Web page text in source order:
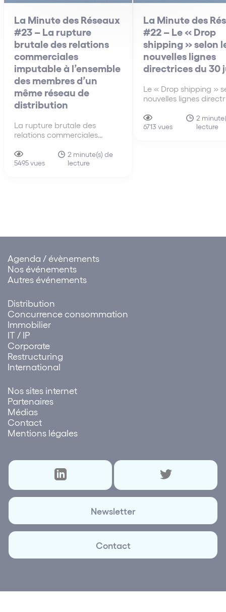
La Minute des Réseaux
#23 – La rupture
brutale des relations
commerciales
imputable à l’ensemble
des membres d’un
même réseau de
distribution
La rupture brutale des
relations commerciales
membres d’un même réseau
de distribution La faute tirée
5495 vues
2 minute(s) de
lecture
La Minute des
#22 – Le « Drop
shipping » selon
nouvelles lignes
directrices du 30
Le « Drop shipping »
nouvelles lignes
anciennes lignes
de 2010, les nouvelles
6713 vues
2
lecture
Agenda / évènements
Nos événements
Autres événements
Distribution
Concurrence consommation
Immobilier
IT / IP
Corporate
Restructuring
International
Nos sites internet
Partenaires
Médias
Contact
Mentions légales
Newsletter
Contact